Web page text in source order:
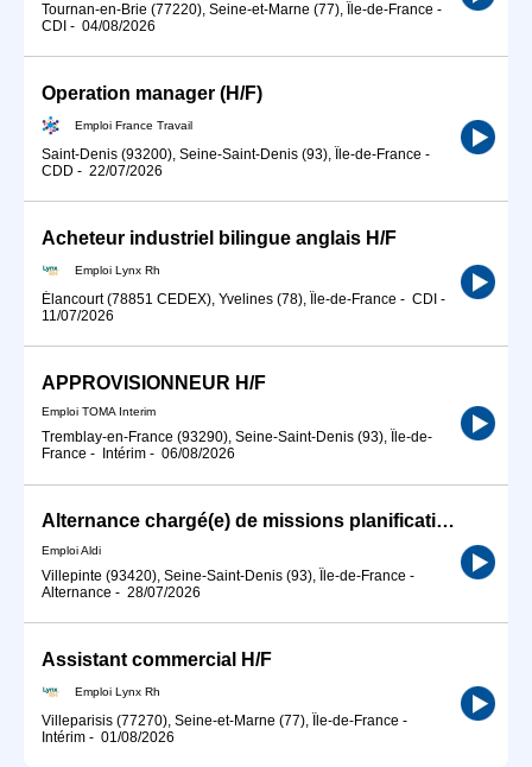
Tournan-en-Brie (77220), Seine-et-Marne (77), Île-de-France -
CDI - 04/08/2026
Operation manager (H/F)
Emploi France Travail
Saint-Denis (93200), Seine-Saint-Denis (93), Île-de-France -
CDD - 22/07/2026
Acheteur industriel bilingue anglais H/F
Emploi Lynx Rh
Élancourt (78851 CEDEX), Yvelines (78), Île-de-France - CDI -
11/07/2026
APPROVISIONNEUR H/F
Emploi TOMA Interim
Tremblay-en-France (93290), Seine-Saint-Denis (93), Île-de-
France - Intérim - 06/08/2026
Alternance chargé(e) de missions planification magasin (F/H)
Emploi Aldi
Villepinte (93420), Seine-Saint-Denis (93), Île-de-France -
Alternance - 28/07/2026
Assistant commercial H/F
Emploi Lynx Rh
Villeparisis (77270), Seine-et-Marne (77), Île-de-France -
Intérim - 01/08/2026